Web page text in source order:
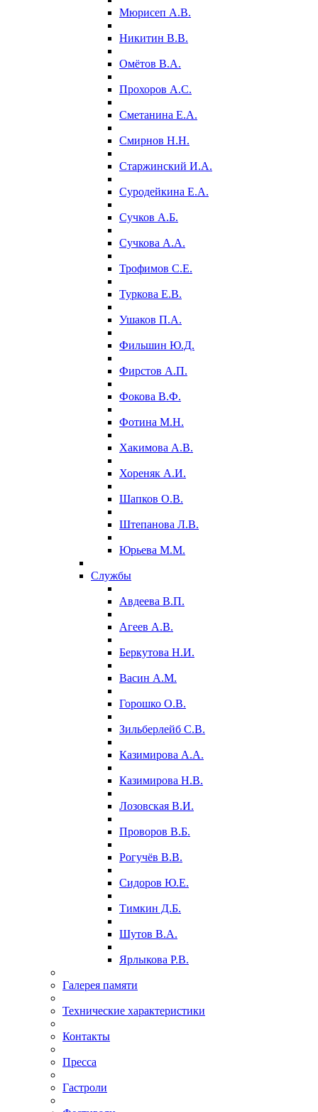
Мюрисеп А.В.
Никитин В.В.
Омётов В.А.
Прохоров А.С.
Сметанина Е.А.
Смирнов Н.Н.
Старжинский И.А.
Суродейкина Е.А.
Сучков А.Б.
Сучкова А.А.
Трофимов С.Е.
Туркова Е.В.
Ушаков П.А.
Фильшин Ю.Д.
Фирстов А.П.
Фокова В.Ф.
Фотина М.Н.
Хакимова А.В.
Хореняк А.И.
Шапков О.В.
Штепанова Л.В.
Юрьева М.М.
Службы
Авдеева В.П.
Агеев А.В.
Беркутова Н.И.
Васин А.М.
Горошко О.В.
Зильберлейб С.В.
Казимирова А.А.
Казимирова Н.В.
Лозовская В.И.
Проворов В.Б.
Рогучёв В.В.
Сидоров Ю.Е.
Тимкин Д.Б.
Шутов В.А.
Ярлыкова Р.В.
Галерея памяти
Технические характеристики
Контакты
Пресса
Гастроли